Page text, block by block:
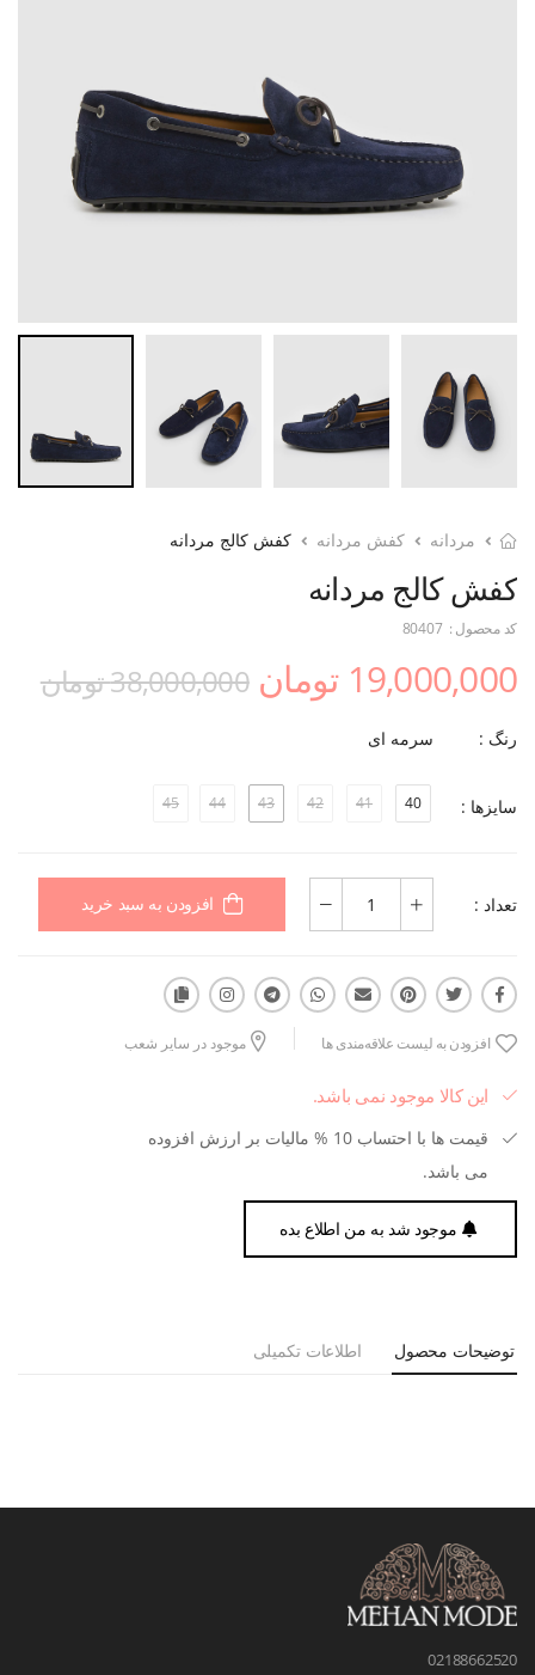
مردانه کفش مردانه کفش کالج مردانه
کفش کالج مردانه
کد محصول : 80407
19,000,000 تومان 38,000,000 تومان
رنگ : سرمه ای
سایزها : 40
41
42
43
44
45
تعداد : افزودن به سبد خرید
افزودن به لیست علاقه‌مندی ها موجود در سایر شعب
این کالا موجود نمی باشد.
قیمت ها با احتساب 10 % مالیات بر ارزش افزوده
می باشد.
موجود شد به من اطلاع بده
توضیحات محصول اطلاعات تکمیلی
02188662520